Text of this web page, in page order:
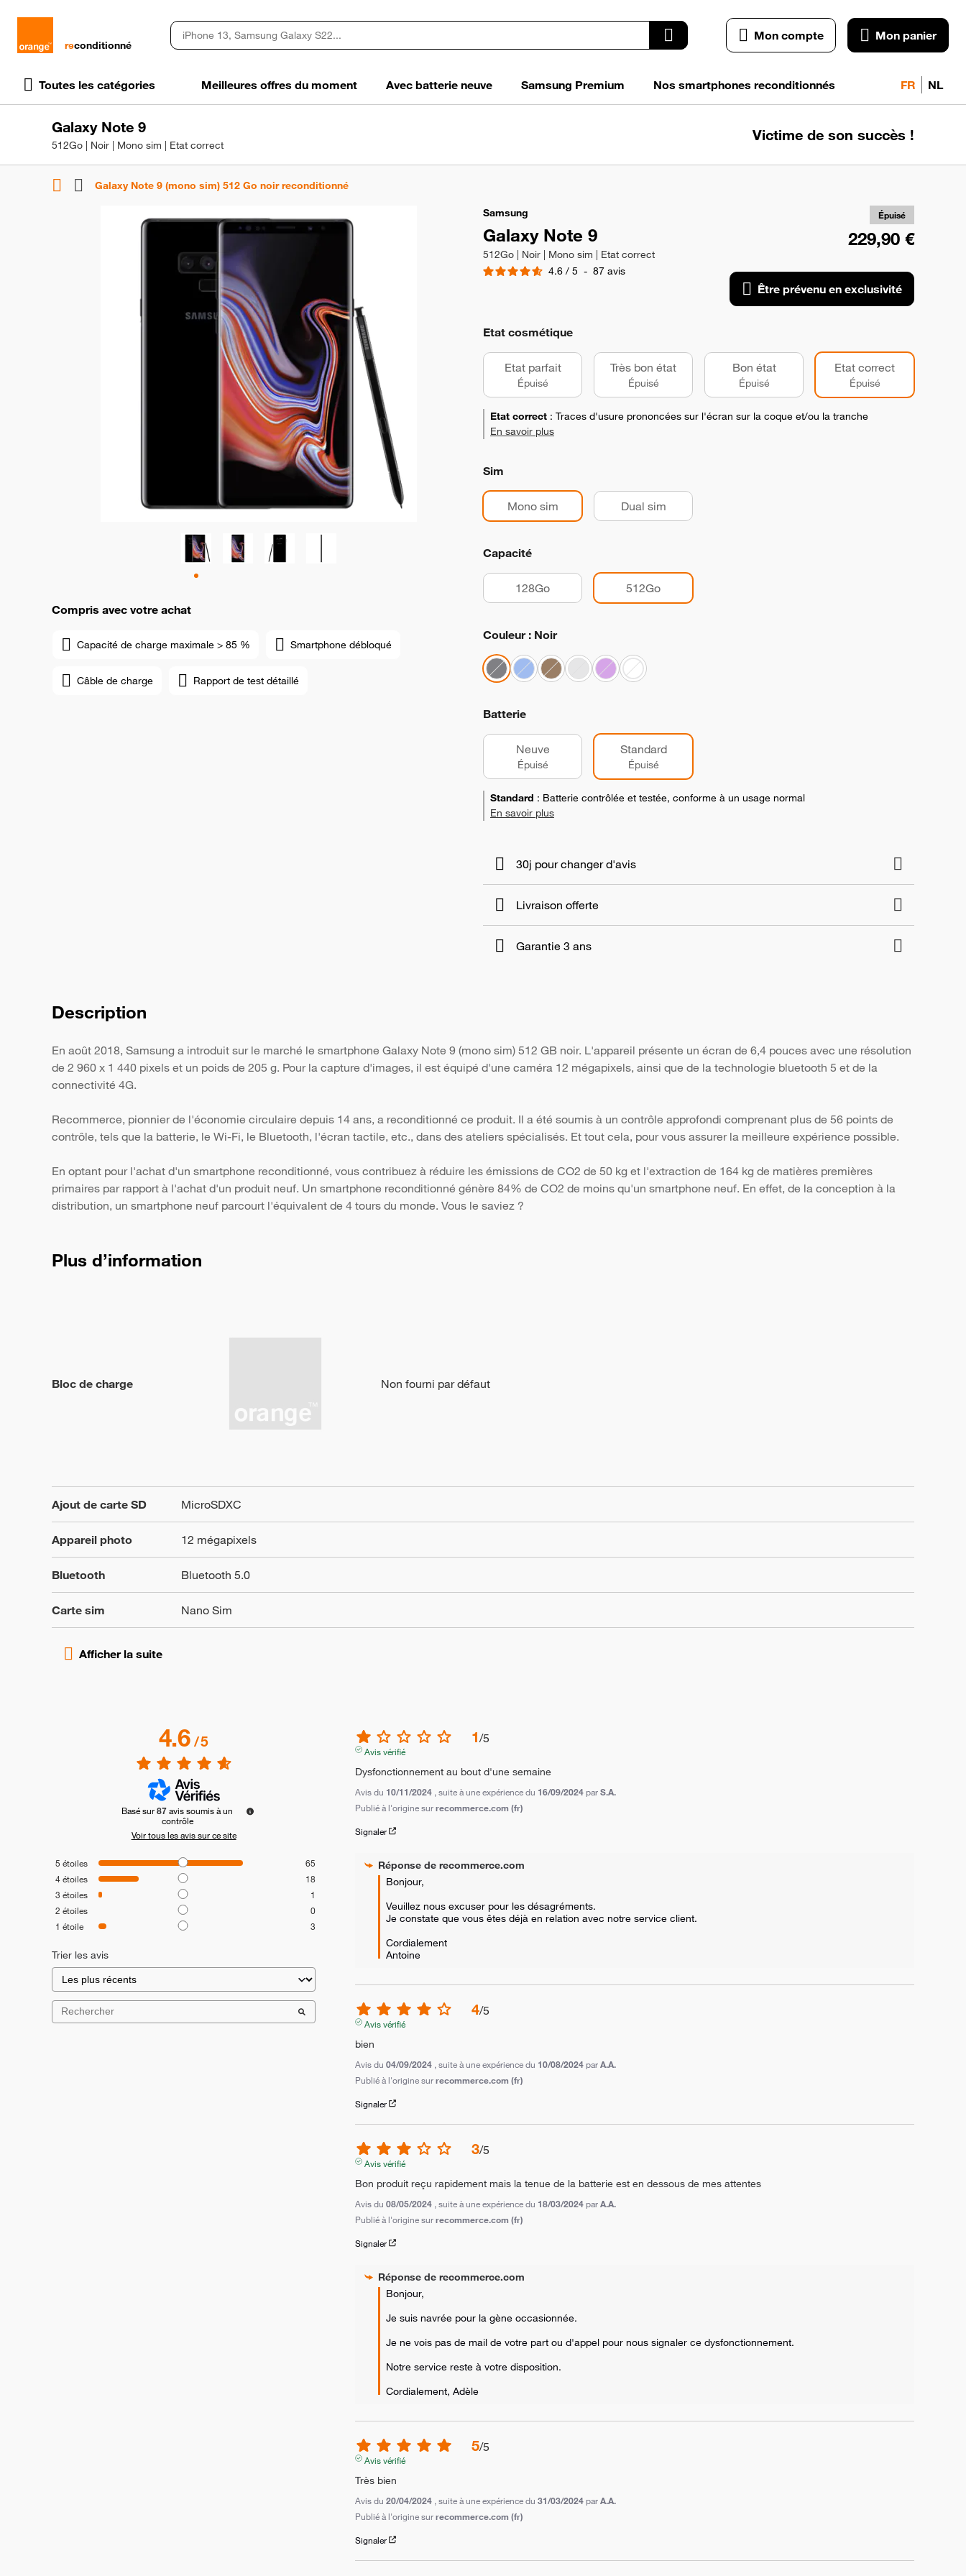
rɘconditionné
Mon compte Mon panier
Toutes les catégories Meilleures offres du moment Avec batterie neuve Samsung Premium Nos smartphones reconditionnés FR NL
Galaxy Note 9
512Go | Noir | Mono sim | Etat correct
Victime de son succès !
Galaxy Note 9 (mono sim) 512 Go noir reconditionné
Samsung
Galaxy Note 9
512Go | Noir | Mono sim | Etat correct
4.6 / 5 - 87 avis
Épuisé
Compris avec votre achat
Capacité de charge maximale > 85 % Smartphone débloqué
Câble de charge Rapport de test détaillé
229,90 €
Être prévenu en exclusivité
Etat cosmétique
Etat parfait
Épuisé
Très bon état
Épuisé
Bon état
Épuisé
Etat correct
Épuisé
Etat correct : Traces d'usure prononcées sur l'écran sur la coque et/ou la tranche
En savoir plus
Sim
Mono sim Dual sim
Capacité
128Go 512Go
Couleur : Noir
Batterie
Neuve
Épuisé
Standard
Épuisé
Standard : Batterie contrôlée et testée, conforme à un usage normal
En savoir plus
30j pour changer d'avis
Livraison offerte
Garantie 3 ans
Description
En août 2018, Samsung a introduit sur le marché le smartphone Galaxy Note 9 (mono sim) 512 GB noir. L'appareil présente un écran de 6,4 pouces avec une résolution
de 2 960 x 1 440 pixels et un poids de 205 g. Pour la capture d'images, il est équipé d'une caméra 12 mégapixels, ainsi que de la technologie bluetooth 5 et de la
connectivité 4G.
Recommerce, pionnier de l'économie circulaire depuis 14 ans, a reconditionné ce produit. Il a été soumis à un contrôle approfondi comprenant plus de 56 points de
contrôle, tels que la batterie, le Wi-Fi, le Bluetooth, l'écran tactile, etc., dans des ateliers spécialisés. Et tout cela, pour vous assurer la meilleure expérience possible.
En optant pour l'achat d'un smartphone reconditionné, vous contribuez à réduire les émissions de CO2 de 50 kg et l'extraction de 164 kg de matières premières
primaires par rapport à l'achat d'un produit neuf. Un smartphone reconditionné génère 84% de CO2 de moins qu'un smartphone neuf. En effet, de la conception à la
distribution, un smartphone neuf parcourt l'équivalent de 4 tours du monde. Vous le saviez ?
Plus d’information
Bloc de charge Non fourni par défaut
Ajout de carte SD MicroSDXC
Appareil photo 12 mégapixels
Bluetooth Bluetooth 5.0
Carte sim Nano Sim
4.6/5
Basé sur87avis soumis à un
contrôle
Voir tous les avis sur ce site
5 étoiles
65
4étoiles
18
3 étoiles
1
2 étoiles
0
1 étoile 3
Trier les avis
1/5
Avis vérifié
Dysfonctionnement au bout d'une semaine
Avis du 10/11/2024 , suite à une expérience du 16/09/2024 parS.A.
Publié à l'origine surrecommerce.com (fr)
Signaler
Réponse derecommerce.com
Bonjour,
Veuillez nous excuser pour les désagréments.
Je constate que vous êtes déjà en relation avec notre service client.
Cordialement
Antoine
4/5
Avis vérifié
bien
Avis du04/09/2024 , suite à une expérience du 10/08/2024 parA.A.
Publié à l'origine surrecommerce.com (fr)
Signaler
3/5
Avis vérifié
Bon produit reçu rapidement mais la tenue de la batterie est en dessous de mes attentes
Avis du08/05/2024 , suite à une expérience du 18/03/2024 parA.A.
Publié à l'origine surrecommerce.com (fr)
Signaler
Réponse derecommerce.com
Bonjour,
Je suis navrée pour la gène occasionnée.
Je ne vois pas de mail de votre part ou d'appel pour nous signaler ce dysfonctionnement.
Notre service reste à votre disposition.
Cordialement, Adèle
5/5
Avis vérifié
Très bien
Avis du20/04/2024 , suite à une expérience du31/03/2024 parA.A.
Publié à l'origine surrecommerce.com (fr)
Signaler